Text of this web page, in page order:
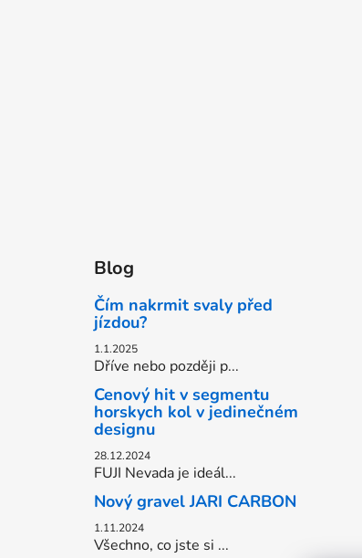
Blog
Čím nakrmit svaly před
jízdou?
1.1.2025
Dříve nebo později p...
Cenový hit v segmentu
horskych kol v jedinečném
designu
28.12.2024
FUJI Nevada je ideál...
Nový gravel JARI CARBON
1.11.2024
Všechno, co jste si ...